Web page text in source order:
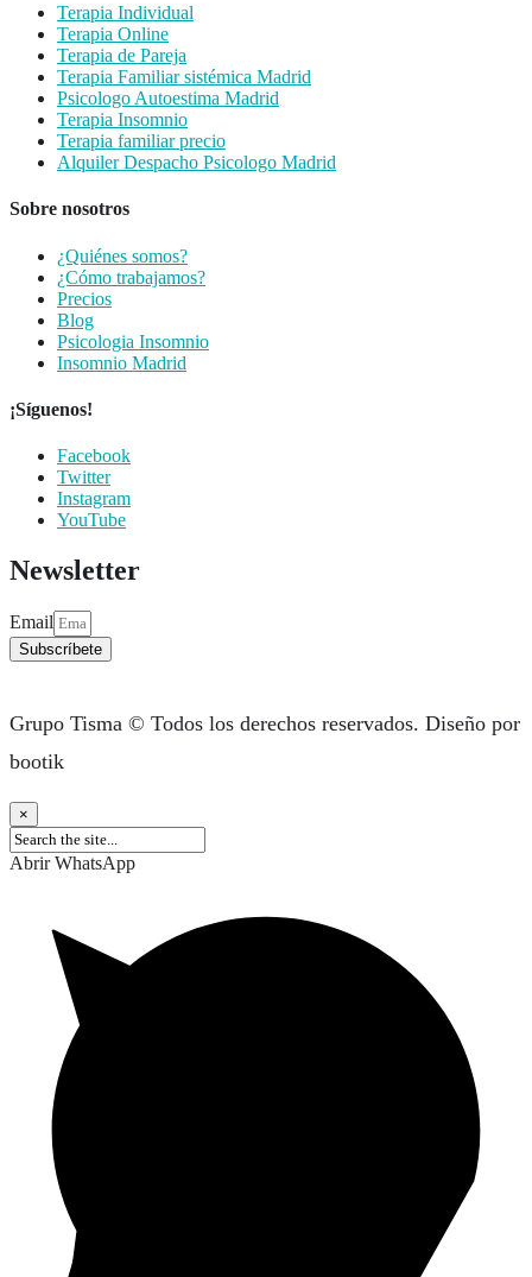
Terapia Individual
Terapia Online
Terapia de Pareja
Terapia Familiar sistémica Madrid
Psicologo Autoestima Madrid
Terapia Insomnio
Terapia familiar precio
Alquiler Despacho Psicologo Madrid
Sobre nosotros
¿Quiénes somos?
¿Cómo trabajamos?
Precios
Blog
Psicologia Insomnio
Insomnio Madrid
¡Síguenos!
Facebook
Twitter
Instagram
YouTube
Newsletter
Email
Subscríbete
Grupo Tisma © Todos los derechos reservados. Diseño por
bootik
×
Abrir WhatsApp